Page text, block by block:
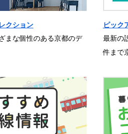
クション
まな個性のある京都のデ
ピック
最新の
件まで